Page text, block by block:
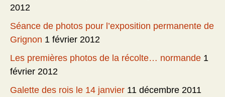
2012
Séance de photos pour l’exposition permanente de
Grignon 1 février 2012
Les premières photos de la récolte… normande 1
février 2012
Galette des rois le 14 janvier 11 décembre 2011